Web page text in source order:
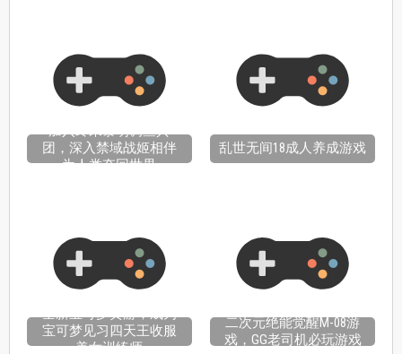
加入终末黎明调查兵
团，深入禁域战姬相伴
为人类夺回世界
乱世无间18成人养成游戏
全新宝可梦黄游，成为
宝可梦见习四天王收服
美女训练师
二次元绝能觉醒M-08游
戏，GG老司机必玩游戏